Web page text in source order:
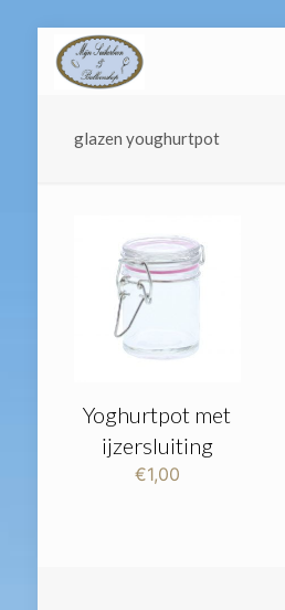
glazen youghurtpot
Yoghurtpot met
ijzersluiting
€1,00